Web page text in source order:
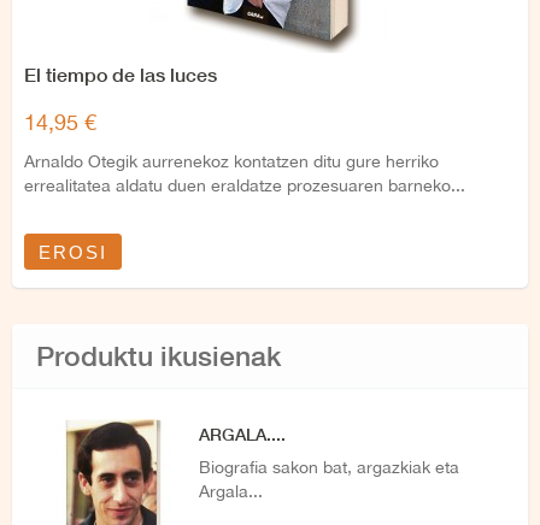
El tiempo de las luces
14,95 €
Arnaldo Otegik aurrenekoz kontatzen ditu gure herriko
errealitatea aldatu duen eraldatze prozesuaren barneko...
EROSI
Produktu ikusienak
ARGALA....
Biografia sakon bat, argazkiak eta
Argala...